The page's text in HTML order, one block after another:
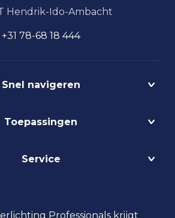
Hendrik-Ido-Ambacht
+31 78-68 18 444
Snel navigeren
Circulair
Lichtmanagement
Maatwerk
Toepassingen
Kantoorverlichting
Service
Professionals krijgt